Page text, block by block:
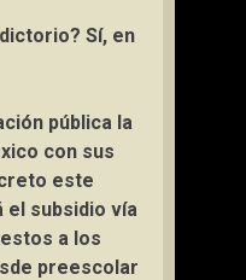
Sí, en
pública la
con sus
este
el subsidio vía
a los
preescolar